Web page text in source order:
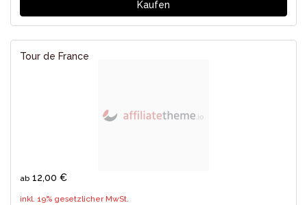
Kaufen
Tour de France
ab 12,00 €
inkl. 19% gesetzlicher MwSt.